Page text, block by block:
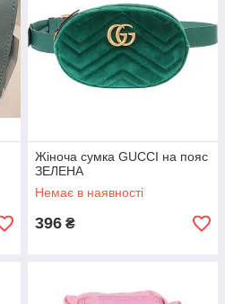
Жіноча сумка GUCCI на пояс
ЗЕЛЕНА
Немає в наявності
396 ₴